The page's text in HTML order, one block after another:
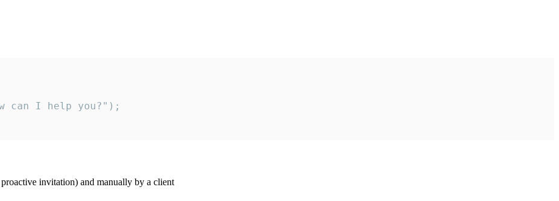
can I help you?");
invitation) and manually by a client